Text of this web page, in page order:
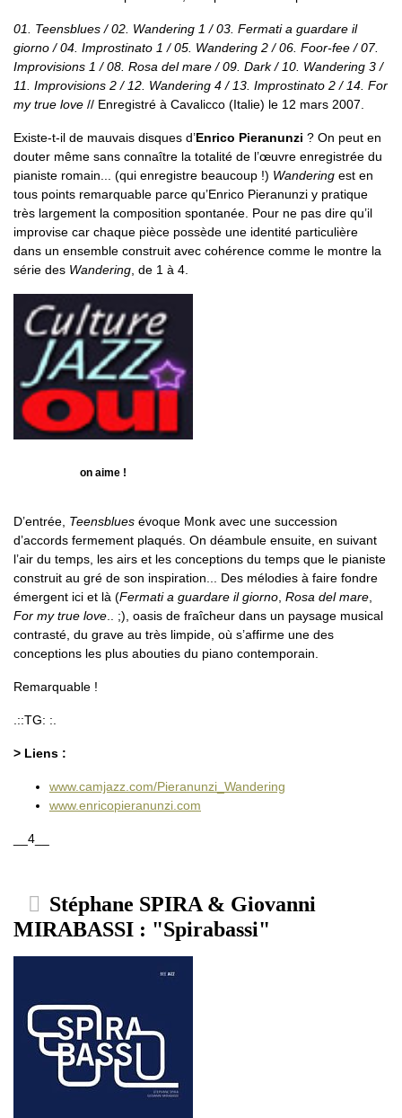
01. Teensblues / 02. Wandering 1 / 03. Fermati a guardare il
giorno / 04. Improstinato 1 / 05. Wandering 2 / 06. Foor-fee / 07.
Improvisions 1 / 08. Rosa del mare / 09. Dark / 10. Wandering 3 /
11. Improvisions 2 / 12. Wandering 4 / 13. Improstinato 2 / 14. For
my true love // Enregistré à Cavalicco (Italie) le 12 mars 2007.
Existe-t-il de mauvais disques d’Enrico Pieranunzi ? On peut en
douter même sans connaître la totalité de l’œuvre enregistrée du
pianiste romain... (qui enregistre beaucoup !) Wandering est en
tous points remarquable parce qu’Enrico Pieranunzi y pratique
très largement la composition spontanée. Pour ne pas dire qu’il
improvise car chaque pièce possède une identité particulière
dans un ensemble construit avec cohérence comme le montre la
série des Wandering , de 1 à 4.
on aime !
D’entrée, Teensblues évoque Monk avec une succession
d’accords fermement plaqués. On déambule ensuite, en suivant
l’air du temps, les airs et les conceptions du temps que le pianiste
construit au gré de son inspiration... Des mélodies à faire fondre
émergent ici et là (Fermati a guardare il giorno Rosa del mare
For my true love .. ;), oasis de fraîcheur dans un paysage musical
contrasté, du grave au très limpide, où s’affirme une des
conceptions les plus abouties du piano contemporain.
Remarquable !
.::TG: :.
> Liens :
www.camjazz.com/Pieranunzi_Wandering
www.enricopieranunzi.com
__4__
Stéphane SPIRA & Giovanni
MIRABASSI : "Spirabassi"